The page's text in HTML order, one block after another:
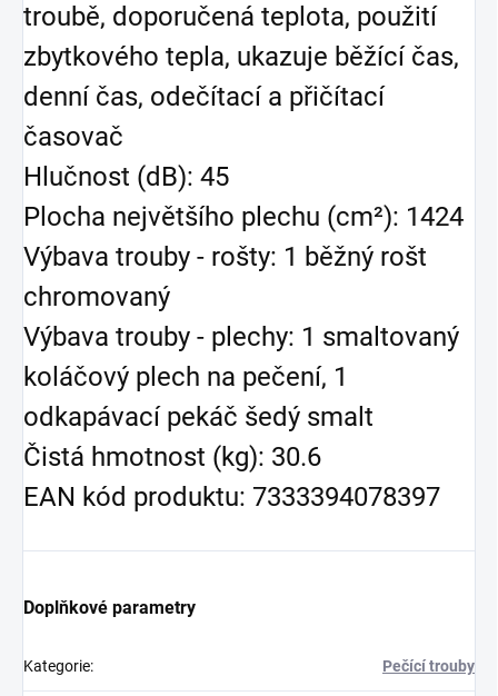
troubě, doporučená teplota, použití
zbytkového tepla, ukazuje běžící čas,
denní čas, odečítací a přičítací
časovač
Hlučnost (dB): 45
Plocha největšího plechu (cm²): 1424
Výbava trouby - rošty: 1 běžný rošt
chromovaný
Výbava trouby - plechy: 1 smaltovaný
koláčový plech na pečení, 1
odkapávací pekáč šedý smalt
Čistá hmotnost (kg): 30.6
EAN kód produktu: 7333394078397
Doplňkové parametry
Kategorie: Pečící trouby